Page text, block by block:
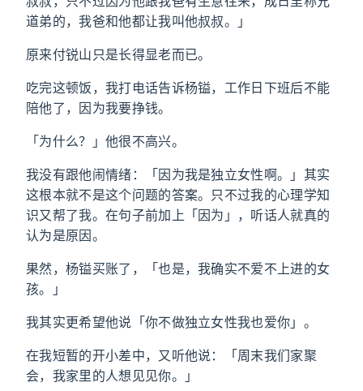
道弟的，我爸和他都让我叫他叔叔。」
原来付锐山只是长得显老而已。
吃完这顿饭，我打电话告诉杨镒，工作日下班后不能
陪他了，因为我要挣钱。
「为什么？」他很不高兴。
我没有跟他闹情绪：「因为我是独立女性啊。」其实
这根本就不是这个问题的答案。只不过我的心理学知
识又帮了我。在句子前加上「因为」，听话人就真的
认为是原因。
果然，杨镒买账了，「也是，我确实不爱不上进的女
孩。」
我其实更希望他说「你不做独立女性我也爱你」。
在我短暂的开小差中，又听他说：「周末我们家聚
会，我家里的人想见见你。」